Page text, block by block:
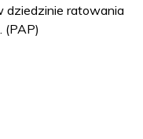
dziedzinie ratowania
(PAP)